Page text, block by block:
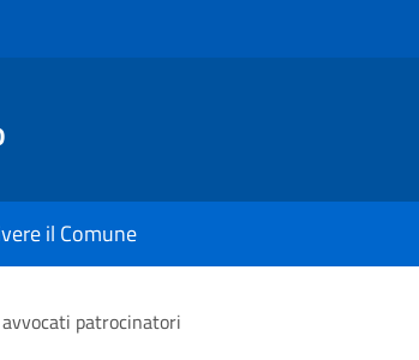
il Comune
patrocinatori